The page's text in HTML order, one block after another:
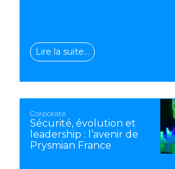
Lire la suite…
Corporate
Sécurité, évolution et
leadership : l’avenir de
Prysmian France